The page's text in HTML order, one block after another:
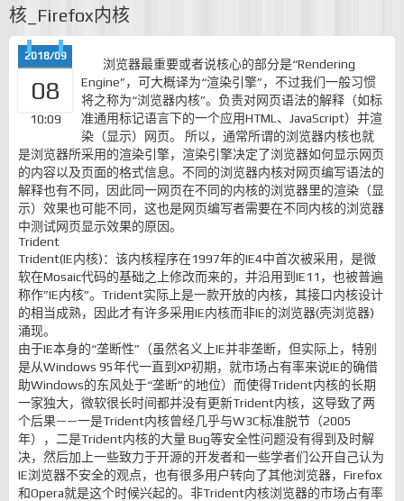
核_Firefox内核
2018/09
08
10:09
浏览器最重要或者说核心的部分是“Rendering
Engine”，可大概译为“渲染引擎”，不过我们一般习惯
将之称为“浏览器内核”。负责对网页语法的解释（如标
准通用标记语言下的一个应用HTML、JavaScript）并渲
染（显示）网页。 所以，通常所谓的浏览器内核也就
是浏览器所采用的渲染引擎，渲染引擎决定了浏览器如何显示网页
的内容以及页面的格式信息。不同的浏览器内核对网页编写语法的
解释也有不同，因此同一网页在不同的内核的浏览器里的渲染（显
示）效果也可能不同，这也是网页编写者需要在不同内核的浏览器
中测试网页显示效果的原因。
Trident
Trident(IE内核)：该内核程序在1997年的IE4中首次被采用，是微
软在Mosaic代码的基础之上修改而来的，并沿用到IE11，也被普遍
称作”IE内核”。Trident实际上是一款开放的内核，其接口内核设计
的相当成熟，因此才有许多采用IE内核而非IE的浏览器(壳浏览器)
涌现。
由于IE本身的“垄断性”（虽然名义上IE并非垄断，但实际上，特别
是从Windows 95年代一直到XP初期，就市场占有率来说IE的确借
助Windows的东风处于“垄断”的地位）而使得Trident内核的长期
一家独大，微软很长时间都并没有更新Trident内核，这导致了两
个后果——一是Trident内核曾经几乎与W3C标准脱节（2005
年），二是Trident内核的大量 Bug等安全性问题没有得到及时解
决，然后加上一些致力于开源的开发者和一些学者们公开自己认为
IE浏览器不安全的观点，也有很多用户转向了其他浏览器，Firefox
和Opera就是这个时候兴起的。非Trident内核浏览器的市场占有率